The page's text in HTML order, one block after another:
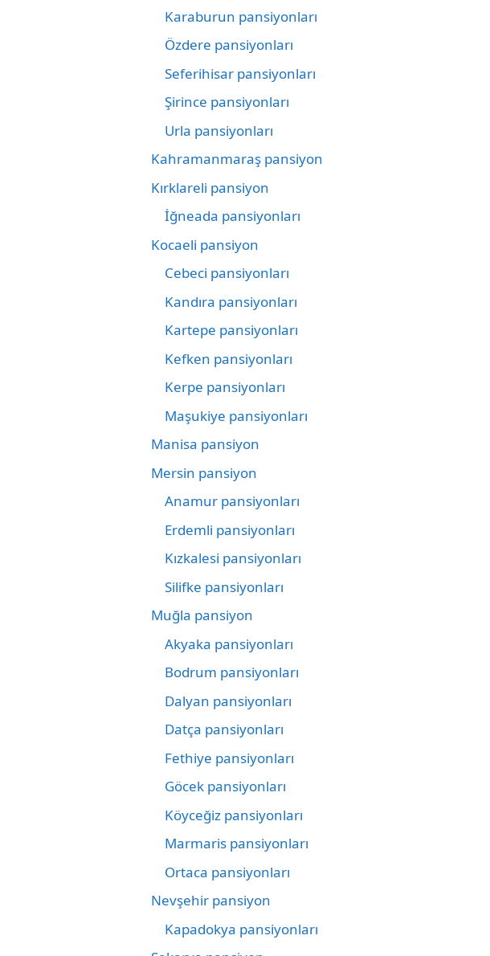
Karaburun pansiyonları
Özdere pansiyonları
Seferihisar pansiyonları
Şirince pansiyonları
Urla pansiyonları
Kahramanmaraş pansiyon
Kırklareli pansiyon
İğneada pansiyonları
Kocaeli pansiyon
Cebeci pansiyonları
Kandıra pansiyonları
Kartepe pansiyonları
Kefken pansiyonları
Kerpe pansiyonları
Maşukiye pansiyonları
Manisa pansiyon
Mersin pansiyon
Anamur pansiyonları
Erdemli pansiyonları
Kızkalesi pansiyonları
Silifke pansiyonları
Muğla pansiyon
Akyaka pansiyonları
Bodrum pansiyonları
Dalyan pansiyonları
Datça pansiyonları
Fethiye pansiyonları
Göcek pansiyonları
Köyceğiz pansiyonları
Marmaris pansiyonları
Ortaca pansiyonları
Nevşehir pansiyon
Kapadokya pansiyonları